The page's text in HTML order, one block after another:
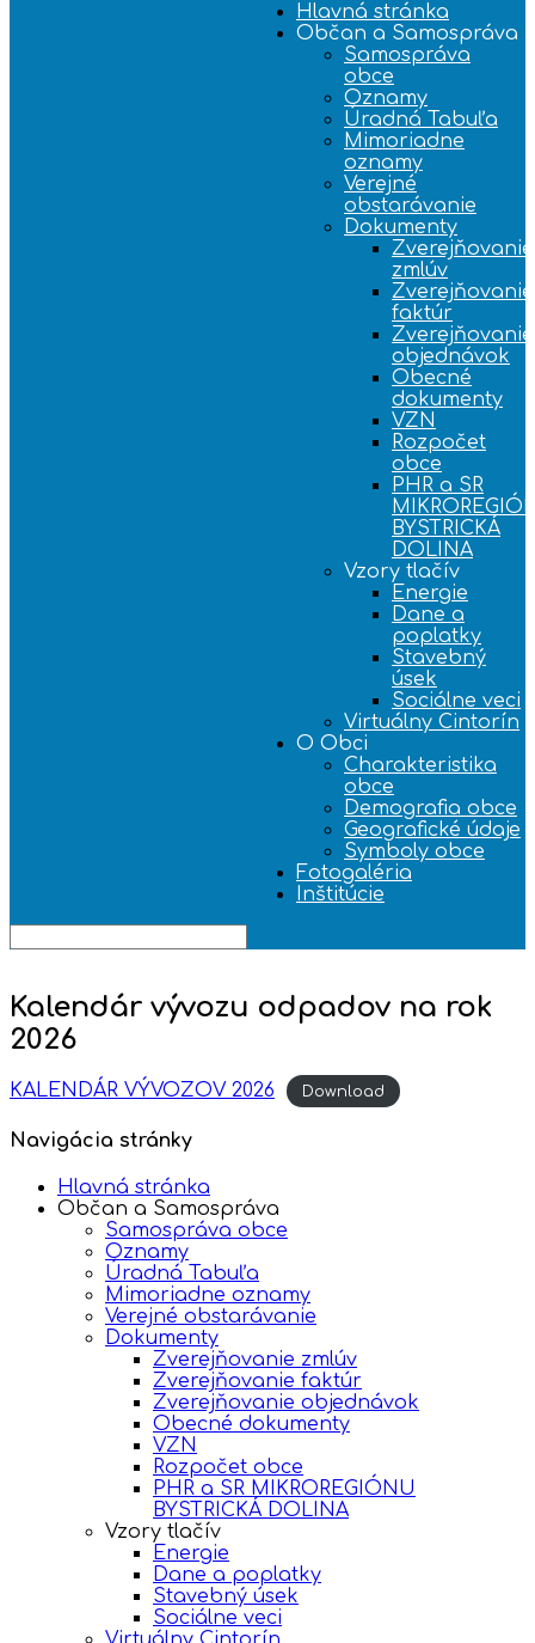
Hlavná stránka
Občan a Samospráva
Samospráva
obce
Oznamy
Úradná Tabuľa
Mimoriadne
oznamy
Verejné
obstarávanie
Dokumenty
Zverejňovanie
zmlúv
Zverejňovanie
faktúr
Zverejňovanie
objednávok
Obecné
dokumenty
VZN
Rozpočet
obce
PHR a SR
BYSTRICKÁ
DOLINA
Vzory tlačív
Energie
Dane a
poplatky
Stavebný
úsek
Sociálne veci
Virtuálny Cintorín
O Obci
Charakteristika
obce
Demografia obce
Geografické údaje
Symboly obce
Fotogaléria
Inštitúcie
Kalendár vývozu odpadov na rok
2026
KALENDÁR VÝVOZOV 2026 Download
Navigácia stránky
Hlavná stránka
Občan a Samospráva
Samospráva obce
Oznamy
Úradná Tabuľa
Mimoriadne oznamy
Verejné obstarávanie
Dokumenty
Zverejňovanie zmlúv
Zverejňovanie faktúr
Zverejňovanie objednávok
Obecné dokumenty
VZN
Rozpočet obce
PHR a SR MIKROREGIÓNU
BYSTRICKÁ DOLINA
Vzory tlačív
Energie
Dane a poplatky
Stavebný úsek
Sociálne veci